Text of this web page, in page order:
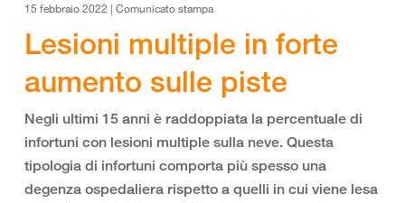
15 febbraio 2022 | Comunicato stampa
Lesioni multiple in forte
aumento sulle piste
Negli ultimi 15 anni è raddoppiata la percentuale di
infortuni con lesioni multiple sulla neve. Questa
tipologia di infortuni comporta più spesso una
degenza ospedaliera rispetto a quelli in cui viene lesa